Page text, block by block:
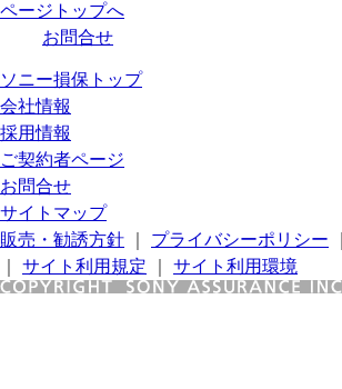
ページトップへ
お問合せ
ソニー損保トップ
会社情報
採用情報
ご契約者ページ
お問合せ
サイトマップ
販売・勧誘方針
プライバシーポリシー
サイト利用規定 サイト利用環境